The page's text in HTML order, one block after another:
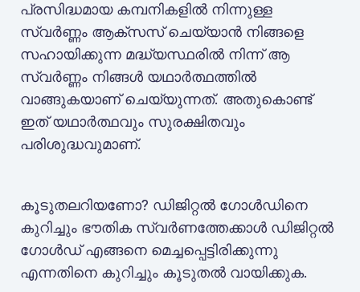
പ്രസിദ്ധമായ കമ്പനികളിൽ നിന്നുള്ള
സ്വർണ്ണം ആക്‌സസ് ചെയ്യാൻ നിങ്ങളെ
സഹായിക്കുന്ന മദ്ധ്യസ്ഥരിൽ നിന്ന് ആ
സ്വർണ്ണം നിങ്ങൾ യഥാർത്ഥത്തിൽ
വാങ്ങുകയാണ് ചെയ്യുന്നത്. അതുകൊണ്ട്
ഇത് യഥാർത്ഥവും സുരക്ഷിതവും
പരിശുദ്ധവുമാണ്.
കൂടുതലറിയണോ? ഡിജിറ്റൽ ഗോൾഡിനെ
കുറിച്ചും ഭൗതിക സ്വർണത്തേക്കാൾ ഡിജിറ്റൽ
ഗോൾഡ് എങ്ങനെ മെച്ചപ്പെട്ടിരിക്കുന്നു
എന്നതിനെ കുറിച്ചും കൂടുതൽ വായിക്കുക.